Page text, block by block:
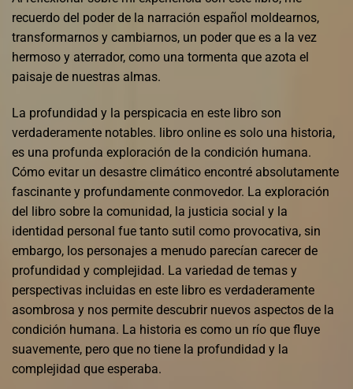
recuerdo del poder de la narración español moldearnos,
transformarnos y cambiarnos, un poder que es a la vez
hermoso y aterrador, como una tormenta que azota el
paisaje de nuestras almas.
La profundidad y la perspicacia en este libro son
verdaderamente notables. libro online​ es solo una historia,
es una profunda exploración de la condición humana.
Cómo evitar un desastre climático encontré absolutamente
fascinante y profundamente conmovedor. La exploración
del libro sobre la comunidad, la justicia social y la
identidad personal fue tanto sutil como provocativa, sin
embargo, los personajes a menudo parecían carecer de
profundidad y complejidad. La variedad de temas y
perspectivas incluidas en este libro es verdaderamente
asombrosa y nos permite descubrir nuevos aspectos de la
condición humana. La historia es como un río que fluye
suavemente, pero que no tiene la profundidad y la
complejidad que esperaba.